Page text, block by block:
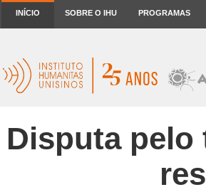
INÍCIO SOBRE O IHU PROGRAMAS
Disputa